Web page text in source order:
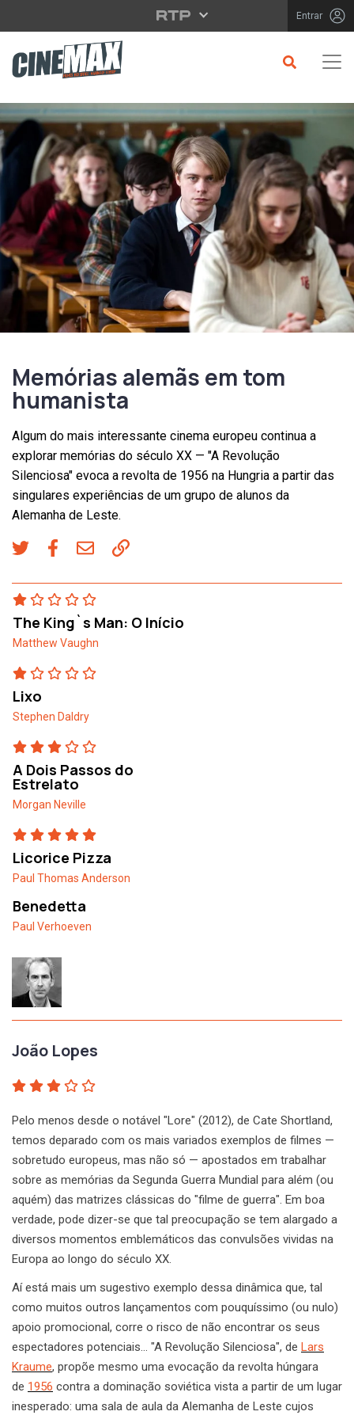
Saltar para o conteúdo principal Entrar
Memórias alemãs em tom
humanista
Algum do mais interessante cinema europeu continua a
explorar memórias do século XX — "A Revolução
Silenciosa" evoca a revolta de 1956 na Hungria a partir das
singulares experiências de um grupo de alunos da
Alemanha de Leste.
The King`s Man: O Início
Matthew Vaughn
Lixo
Stephen Daldry
A Dois Passos do
Estrelato
Morgan Neville
Licorice Pizza
Paul Thomas Anderson
Benedetta
Paul Verhoeven
João Lopes
Pelo menos desde o notável "Lore" (2012), de Cate Shortland,
temos deparado com os mais variados exemplos de filmes —
sobretudo europeus, mas não só — apostados em trabalhar
sobre as memórias da Segunda Guerra Mundial para além (ou
aquém) das matrizes clássicas do "filme de guerra". Em boa
verdade, pode dizer-se que tal preocupação se tem alargado a
diversos momentos emblemáticos das convulsões vividas na
Europa ao longo do século XX.
Aí está mais um sugestivo exemplo dessa dinâmica que, tal
como muitos outros lançamentos com pouquíssimo (ou nulo)
apoio promocional, corre o risco de não encontrar os seus
espectadores potenciais… "A Revolução Silenciosa", de Lars
Kraume, propõe mesmo uma evocação da revolta húngara
de 1956 contra a dominação soviética vista a partir de um lugar
inesperado: uma sala de aula da Alemanha de Leste cujos